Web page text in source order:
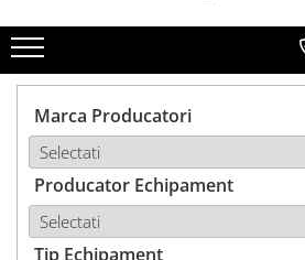
1.1.1. Geamuri
1.1.3. Embleme & Abtibilduri
1.1.4. Climatizare si accesorii
1.2. Piese cu Prindere în 3
Puncte si mecanism de ridicare
Marca Producatori
Producator Echipament
Tip Echipament